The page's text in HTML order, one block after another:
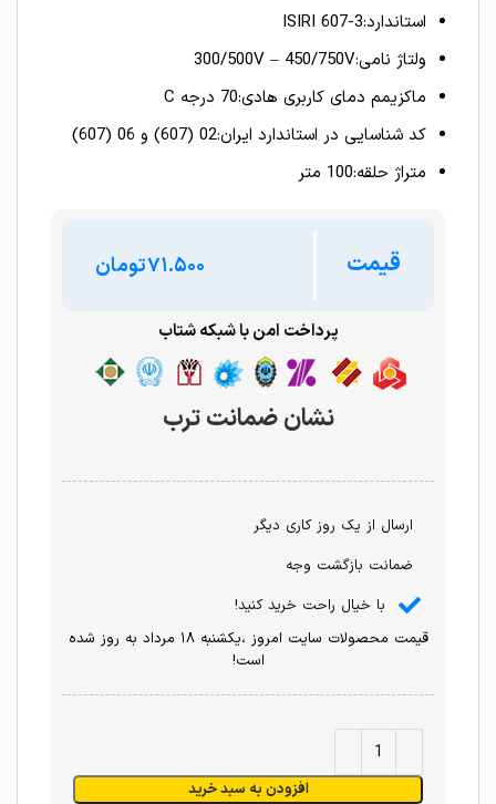
استاندارد:ISIRI 607-3
ولتاژ نامی:300/500V – 450/750V
ماکزیمم دمای کاربری هادی:70 درجه C
کد شناسایی در استاندارد ایران:02 (607) و 06 (607)
متراژ حلقه:100 متر
قیمت تومان
پرداخت امن با شبکه شتاب
نشان ضمانت ترب
ارسال از یک روز کاری دیگر
ضمانت بازگشت وجه
با خیال راحت خرید کنید!
قیمت محصولات سایت امروز ،یکشنبه ۱۸ مرداد به روز شده
است!
افزودن به سبد خرید